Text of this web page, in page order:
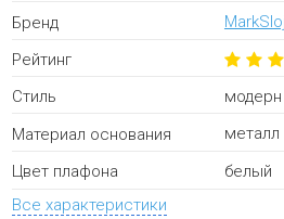
Бренд
Рейтинг
Стиль
модерн
Материал основания
металл
Цвет плафона
белый
Все характеристики